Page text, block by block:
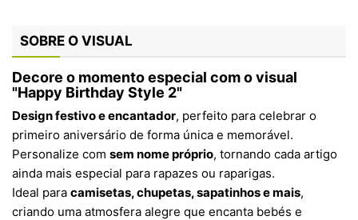
SOBRE O VISUAL
Decore o momento especial com o visual
"Happy Birthday Style 2"
Design festivo e encantador, perfeito para celebrar o
primeiro aniversário de forma única e memorável.
Personalize com sem nome próprio, tornando cada artigo
ainda mais especial para rapazes ou raparigas.
Ideal para camisetas, chupetas, sapatinhos e mais,
criando uma atmosfera alegre que encanta bebés e